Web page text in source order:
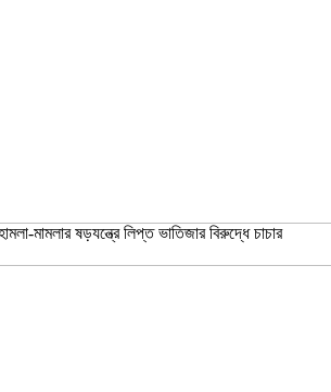
মামলার ষড়যন্ত্রে লিপ্ত ভাতিজার বিরুদ্ধে চাচার